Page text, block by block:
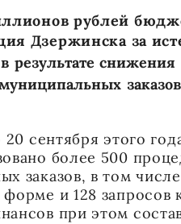
рублей
Дзержинска за
в результате
20 сентября этого
более 500
заказов, в том
и 128
при этом